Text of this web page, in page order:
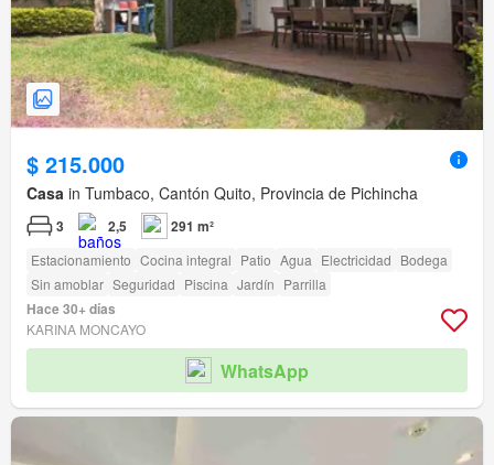
$ 215.000
Casa in Tumbaco, Cantón Quito, Provincia de Pichincha
3 2,5 291 m²
Estacionamiento Cocina integral Patio Agua Electricidad Bodega
Sin amoblar Seguridad Piscina Jardín Parrilla
Hace 30+ días
KARINA MONCAYO
WhatsApp